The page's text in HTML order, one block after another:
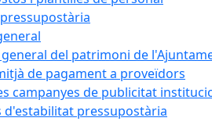
del patrimoni de
de pagament a proveïdors
campanyes de publicitat
d'estabilitat pressupostària